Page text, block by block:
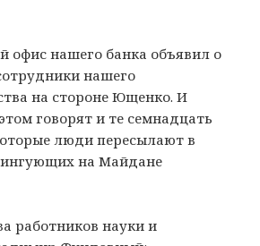
офис нашего банка объявил о
нашего
на стороне Ющенко. И
говорят и те семнадцать
люди пересылают в
на Майдане
работников науки и